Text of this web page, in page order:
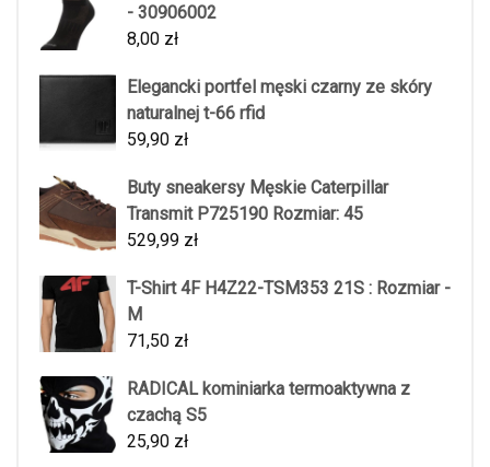
- 30906002
8,00 zł
Elegancki portfel męski czarny ze skóry
naturalnej t-66 rfid
59,90 zł
Buty sneakersy Męskie Caterpillar
Transmit P725190 Rozmiar: 45
529,99 zł
T-Shirt 4F H4Z22-TSM353 21S : Rozmiar -
M
71,50 zł
RADICAL kominiarka termoaktywna z
czachą S5
25,90 zł